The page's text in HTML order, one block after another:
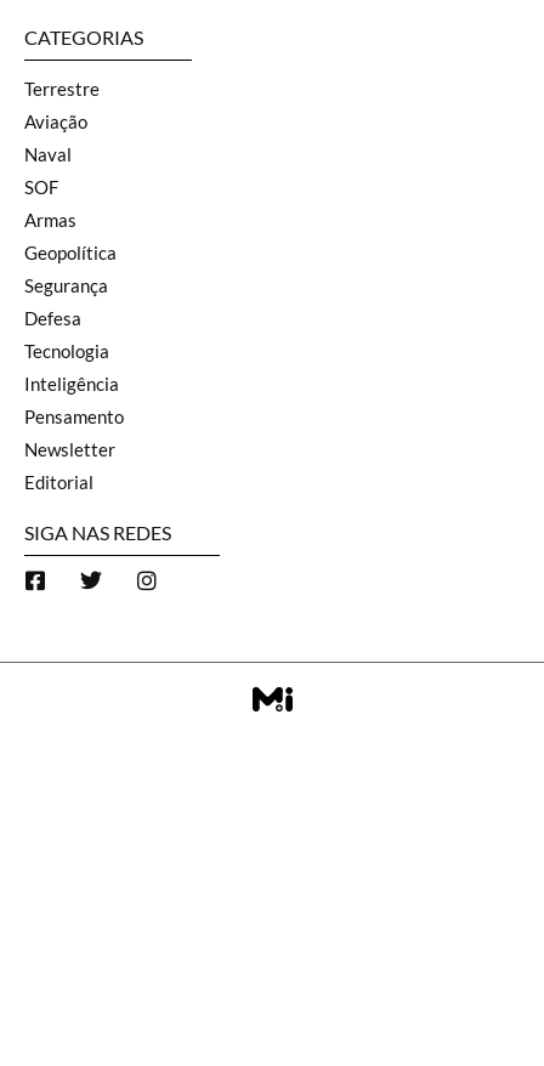
CATEGORIAS
Terrestre
Aviação
Naval
SOF
Armas
Geopolítica
Segurança
Defesa
Tecnologia
Inteligência
Pensamento
Newsletter
Editorial
SIGA NAS REDES